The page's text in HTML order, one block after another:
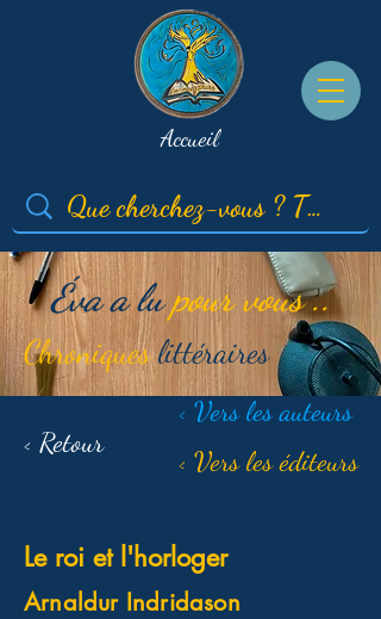
Accueil
Éva a lupour vous ..
Chroniqueslittéraires
< Retour
< Vers les auteurs
< Vers les éditeurs
Le roi et l'horloger
Arnaldur Indridason